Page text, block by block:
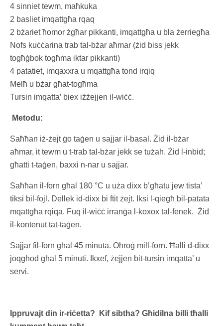
4 sinniet tewm, maħkuka
2 basliet imqattgħa rqaq
2 bżariet ħomor żgħar pikkanti, imqattgħa u bla żerriegħa
Nofs kuċċarina trab tal-bżar aħmar (żid biss jekk
togħġbok togħma iktar pikkanti)
4 patatiet, imqaxxra u mqattgħa tond irqiq
Melħ u bżar għat-togħma
Tursin imqatta’ biex iżżejjen il-wiċċ.
Metodu:
Saħħan iż-żejt ġo taġen u sajjar il-basal. Żid il-bżar
aħmar, it tewm u t-trab tal-bżar jekk se tużah. Żid l-inbid;
għatti t-taġen, baxxi n-nar u sajjar.
Saħħan il-forn għal 180 °C u uża dixx b’għatu jew tista’
tiksi bil-fojl. Dellek id-dixx bi ftit żejt. Iksi l-qiegħ bil-patata
mqattgħa rqiqa. Fuq il-wiċċ irranġa l-koxox tal-fenek. Żid
il-kontenut tat-taġen.
Sajjar fil-forn għal 45 minuta. Oħroġ mill-forn. Ħalli d-dixx
joqgħod għal 5 minuti. Ikxef, żejjen bit-tursin imqatta’ u
servi.
Ippruvajt din ir-riċetta? Kif sibtha? Għidilna billi tħalli